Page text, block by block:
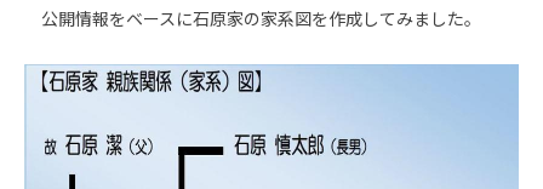
公開情報をベースに石原家の家系図を作成してみました。